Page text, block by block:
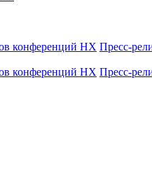
конференций НХ Пресс-
конференций НХ Пресс-